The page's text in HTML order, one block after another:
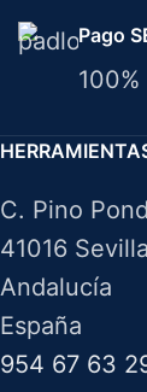
Pago
C. Pino
41016 Sevilla
Andalucía
España
954 67 63